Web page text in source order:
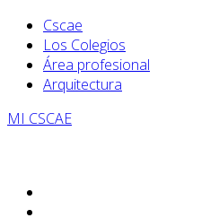
Cscae
Los Colegios
Área profesional
Arquitectura
MI CSCAE